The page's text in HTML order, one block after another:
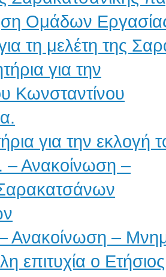
Ομάδων
τη μελέτη της
για την εκλογή
Ανακοίνωση –